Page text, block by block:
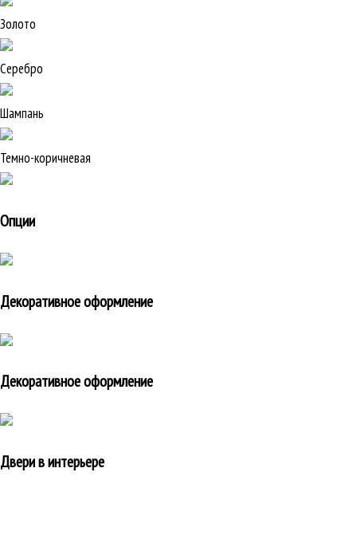
Золото
Серебро
Шампань
Темно-коричневая
Опции
Декоративное оформление
Декоративное оформление
Двери в интерьере